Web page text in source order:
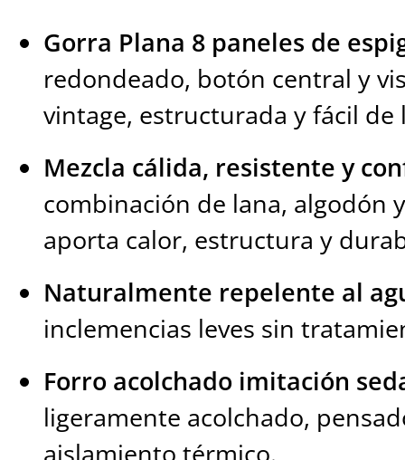
Gorra Plana 8 paneles de
redondeado, botón central y
vintage, estructurada y fácil de
Mezcla cálida, resistente y
combinación de lana, algodón
aporta calor, estructura y
Naturalmente repelente al
inclemencias leves sin
Forro acolchado imitación
ligeramente acolchado,